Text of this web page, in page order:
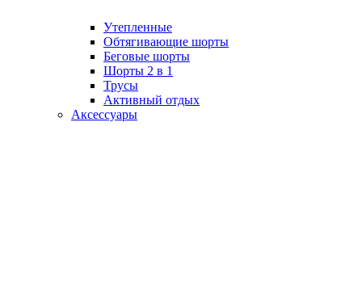
Утепленные
Обтягивающие шорты
Беговые шорты
Шорты 2 в 1
Трусы
Активный отдых
Аксессуары